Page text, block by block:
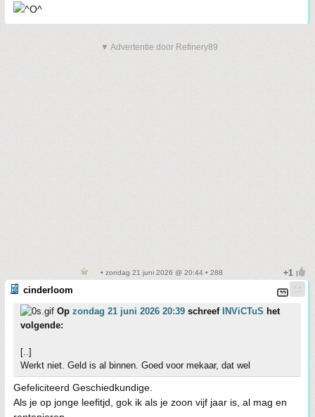
▼ Advertentie door Refinery89
• zondag 21 juni 2026 @ 20:44 • 288
cinderloom
Op zondag 21 juni 2026 20:39 schreef INViCTuS het
volgende:
[..]
Werkt niet. Geld is al binnen. Goed voor mekaar, dat wel
Gefeliciteerd Geschiedkundige.
Als je op jonge leefitjd, gok ik als je zoon vijf jaar is, al mag en